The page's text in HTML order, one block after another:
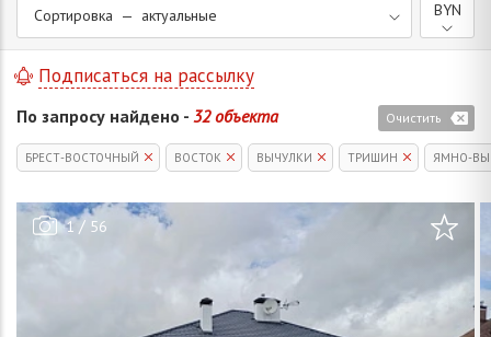
Сортировка — актуальные BYN
По запросу найдено - 32 объекта Очистить
Подписаться на рассылку
БРЕСТ-ВОСТОЧНЫЙ ВОСТОК ВЫЧУЛКИ ТРИШИН ЯМНО-
1/ 56